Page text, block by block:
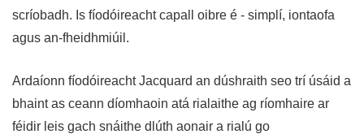
scríobadh. Is fíodóireacht capall oibre é - simplí, iontaofa
agus an-fheidhmiúil.
Ardaíonn fíodóireacht Jacquard an dúshraith seo trí úsáid a
bhaint as ceann díomhaoin atá rialaithe ag ríomhaire ar
féidir leis gach snáithe dlúth aonair a rialú go